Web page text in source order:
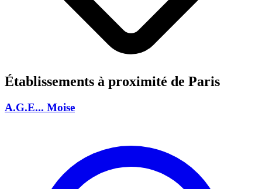
Établissements à proximité de Paris
A.G.E... Moise